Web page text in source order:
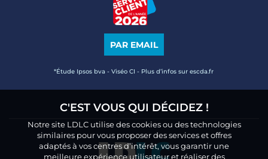
PAR EMAIL
*Étude Ipsos bva - Viséo CI - Plus d’infos sur escda.fr
C'EST VOUS QUI DÉCIDEZ !
Notre site LDLC utilise des cookies ou des technologies
similaires pour vous proposer des services et offres
adaptés à vos centres d’intérêt, vous garantir une
meilleure expérience utilisateur et réaliser des